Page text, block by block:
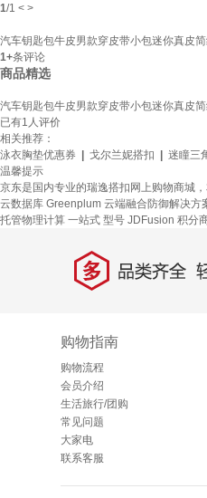
1/1 < >
汽车钥匙包牛皮男款穿皮带小包迷你真皮
1+条评论
商品精选
汽车钥匙包牛皮男款穿皮带小包迷你真皮
已有1 人评价
相关推荐：
泳衣胸垫优惠券
戈尔兰妮搭扣 迷瞳三
温馨提示
京东是国内专业的瑞逸搭扣网上购物商城
云数据库 Greenplum 云端融合防御解决方
托管物理计算 一站式 型号 JDFusion 积分
多 品类齐全，轻
购物指南
购物流程
会员介绍
生活旅行/团购
常见问题
大家电
联系客服